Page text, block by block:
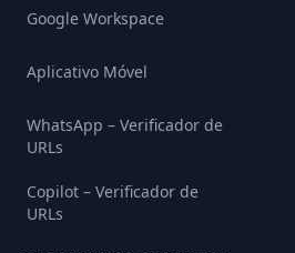
Google Workspace
Aplicativo Móvel
WhatsApp – Verificador de
URLs
Copilot – Verificador de
URLs